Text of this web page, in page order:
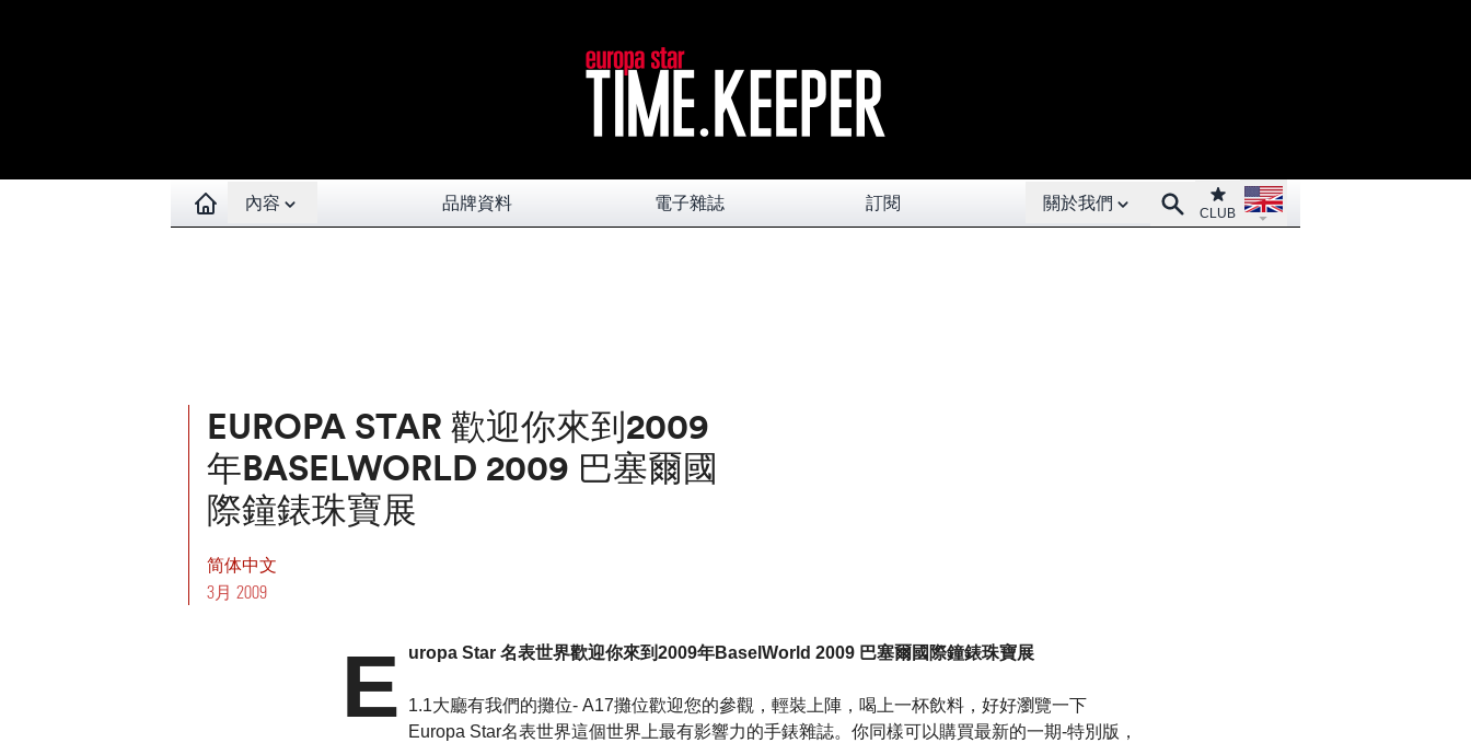
Open contents menu
內容 品牌資料 電子雜誌 訂閱
Open About menu
關於我們 SearchClub
CLUB
Open language menu
EUROPA STAR 歡迎你來到2009
年BASELWORLD 2009 巴塞爾國
際鐘錶珠寶展
简体中文
3月 2009
E uropa Star 名表世界歡迎你來到2009年BaselWorld 2009 巴塞爾國際鐘錶珠寶展
1.1大廳有我們的攤位- A17攤位歡迎您的參觀，輕裝上陣，喝上一杯飲料，好好瀏覽一下
Europa Star名表世界這個世界上最有影響力的手錶雜誌。你同樣可以購買最新的一期-特別版，